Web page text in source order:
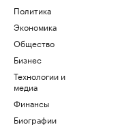
Политика
Экономика
Общество
Бизнес
Технологии и
медиа
Финансы
Биографии